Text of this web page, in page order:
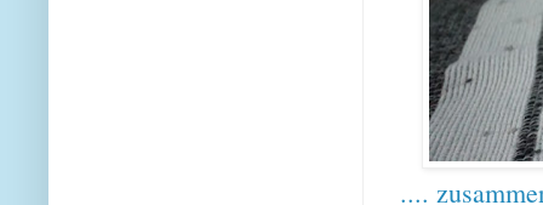
....